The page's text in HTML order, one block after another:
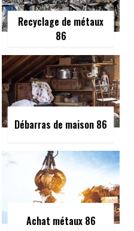
Recyclage de métaux
86
Débarras de maison 86
Achat métaux 86